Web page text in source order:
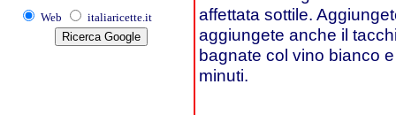
Web italiaricette.it
affettata sottile.
aggiungete anche il
bagnate col vino bianco
minuti.